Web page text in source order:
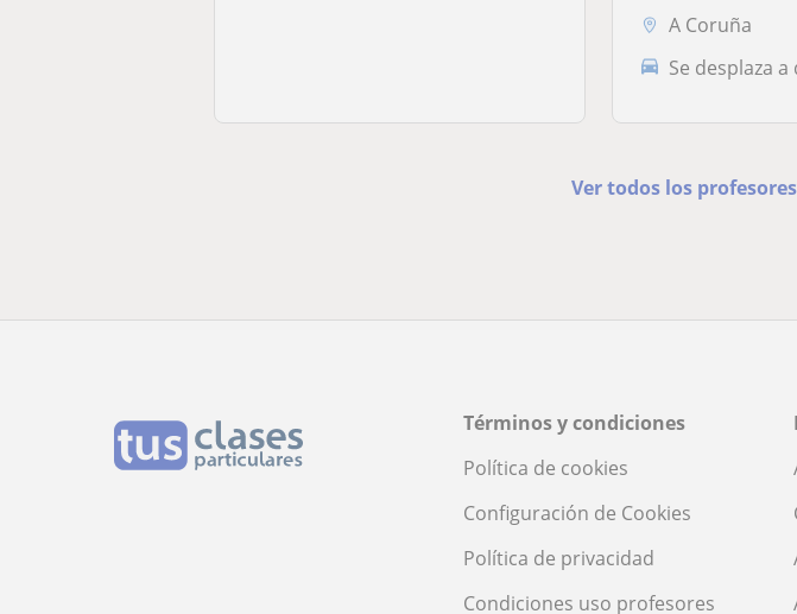
A Coruña
Se desplaza
Ver todos los
Términos y condiciones
Política de cookies
Configuración de Cookies
Política de privacidad
Condiciones uso profesores